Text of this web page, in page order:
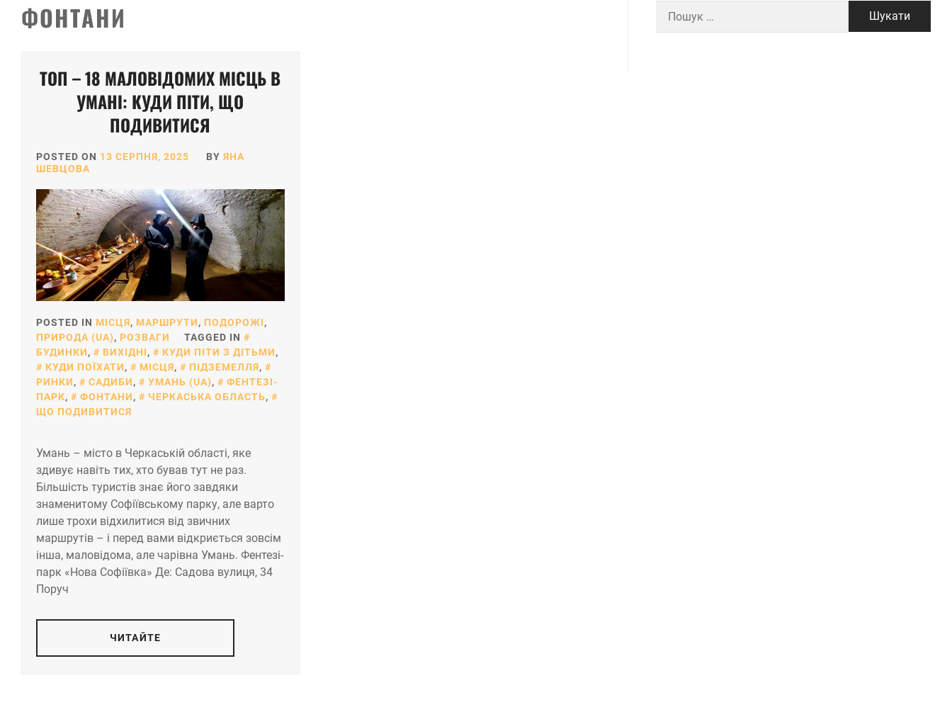
ФОНТАНИ
ТОП – 18 МАЛОВІДОМИХ МІСЦЬ В
УМАНІ: КУДИ ПІТИ, ЩО
ПОДИВИТИСЯ
POSTED ON 13 СЕРПНЯ, 2025 BY ЯНА
ШЕВЦОВА
POSTED IN МІСЦЯ, МАРШРУТИ, ПОДОРОЖІ,
ПРИРОДА (UA), РОЗВАГИ
TAGGED IN
БУДИНКИ, ВИХІДНІ, КУДИ ПІТИ З ДІТЬМИ,
КУДИ ПОЇХАТИ, МІСЦЯ, ПІДЗЕМЕЛЛЯ,
РИНКИ, САДИБИ, УМАНЬ (UA),
ФЕНТЕЗІ-
ПАРК, ФОНТАНИ, ЧЕРКАСЬКА ОБЛАСТЬ,
ЩО ПОДИВИТИСЯ
Умань – місто в Черкаській області, яке
здивує навіть тих, хто бував тут не раз.
Більшість туристів знає його завдяки
знаменитому Софіївському парку, але варто
лише трохи відхилитися від звичних
маршрутів – і перед вами відкриється зовсім
інша, маловідома, але чарівна Умань. Фентезі-
парк «Нова Софіївка» Де: Садова вулиця, 34
Поруч
ЧИТАЙТЕ